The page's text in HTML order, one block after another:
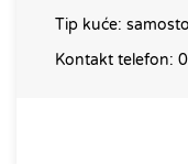
Tip kuće:
Kontakt telefon: